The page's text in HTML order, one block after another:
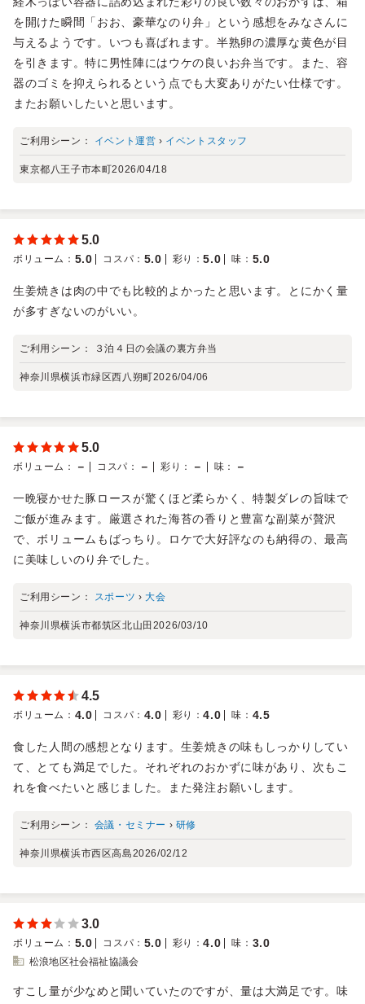
を開けた瞬間「おお、豪華なのり弁」という感想をみなさんに
与えるようです。いつも喜ばれます。半熟卵の濃厚な黄色が目
を引きます。特に男性陣にはウケの良いお弁当です。また、容
器のゴミを抑えられるという点でも大変ありがたい仕様です。
またお願いしたいと思います。
ご利用シーン： イベント運営 › イベントスタッフ
東京都八王子市本町2026/04/18
5.0
ボリューム ： 5.0 コスパ ： 5.0 彩り ：5.0 味 ： 5.0
生姜焼きは肉の中でも比較的よかったと思います。とにかく量
が多すぎないのがいい。
ご利用シーン： ３泊４日の会議の裏方弁当
神奈川県横浜市緑区西八朔町2026/04/06
5.0
ボリューム ： － コスパ ： － 彩り ： － 味 ： －
一晩寝かせた豚ロースが驚くほど柔らかく、特製ダレの旨味で
ご飯が進みます。厳選された海苔の香りと豊富な副菜が贅沢
で、ボリュームもばっちり。ロケで大好評なのも納得の、最高
に美味しいのり弁でした。
ご利用シーン： スポーツ ›大会
神奈川県横浜市都筑区北山田 2026/03/10
4.5
ボリューム ： 4.0 コスパ ： 4.0 彩り ：4.0 味 ： 4.5
食した人間の感想となります。生姜焼きの味もしっかりしてい
て、とても満足でした。それぞれのおかずに味があり、次もこ
れを食べたいと感じました。また発注お願いします。
ご利用シーン： 会議・セミナー › 研修
神奈川県横浜市西区高島2026/02/12
3.0
ボリューム ： 5.0 コスパ ： 5.0 彩り ：4.0 味 ： 3.0
松浪地区社会福祉協議会
すこし量が少なめと聞いていたのですが、量は大満足です。味